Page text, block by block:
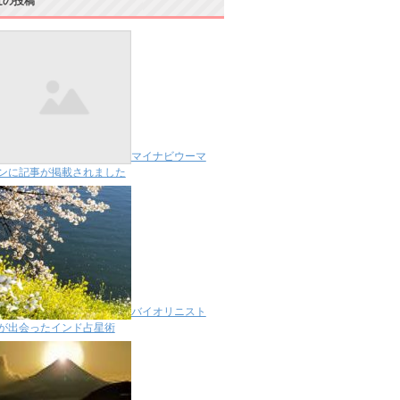
マイナビウーマ
に記事が掲載されました
バイオリニスト
出会ったインド占星術